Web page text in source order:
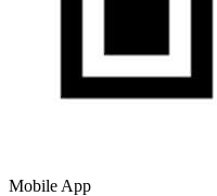
Mobile App